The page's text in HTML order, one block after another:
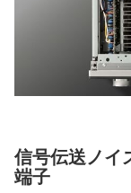
信号伝送ノイ
端子